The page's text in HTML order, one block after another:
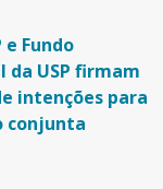
e Fundo
da USP firmam
intenções para
conjunta